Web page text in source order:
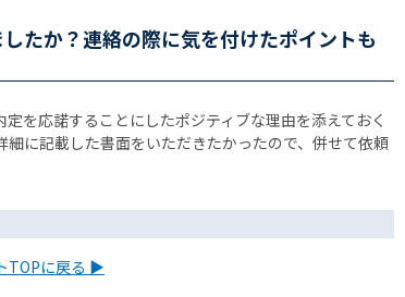
たか？連絡の際に気を付けたポイントも
を応諾することにしたポジティブな理由を添えておく
に記載した書面をいただきたかったので、併せて依頼
TOPに戻る ▶